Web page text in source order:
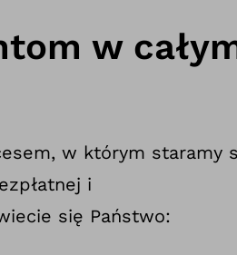
w
w którym staramy
i
się Państwo: